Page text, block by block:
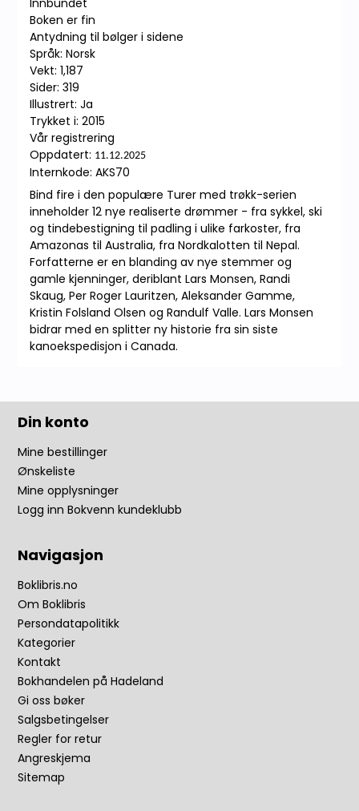
Innbundet
Boken er fin
Antydning til bølger i sidene
Språk: Norsk
Vekt: 1,187
Sider: 319
Illustrert: Ja
Trykket i: 2015
Vår registrering
Oppdatert: 11.12.2025
Internkode: AKS70
Bind fire i den populære Turer med trøkk-serien
inneholder 12 nye realiserte drømmer - fra sykkel, ski
og tindebestigning til padling i ulike farkoster, fra
Amazonas til Australia, fra Nordkalotten til Nepal.
Forfatterne er en blanding av nye stemmer og
gamle kjenninger, deriblant Lars Monsen, Randi
Skaug, Per Roger Lauritzen, Aleksander Gamme,
Kristin Folsland Olsen og Randulf Valle. Lars Monsen
bidrar med en splitter ny historie fra sin siste
kanoekspedisjon i Canada.
Din konto
Mine bestillinger
Ønskeliste
Mine opplysninger
Logg inn Bokvenn kundeklubb
Navigasjon
Boklibris.no
Om Boklibris
Persondatapolitikk
Kategorier
Kontakt
Bokhandelen på Hadeland
Gi oss bøker
Salgsbetingelser
Regler for retur
Angreskjema
Sitemap